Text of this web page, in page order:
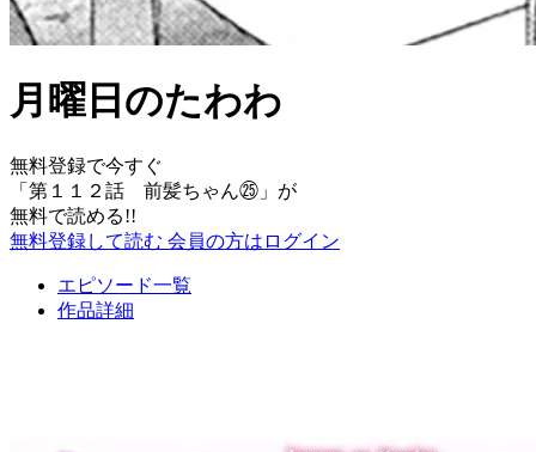
月曜日のたわわ
無料登録で今すぐ
「 第１１２話 前髪ちゃん㉕ 」が
無料で読める!!
無料登録して読む 会員の方はログイン
エピソード一覧
作品詳細